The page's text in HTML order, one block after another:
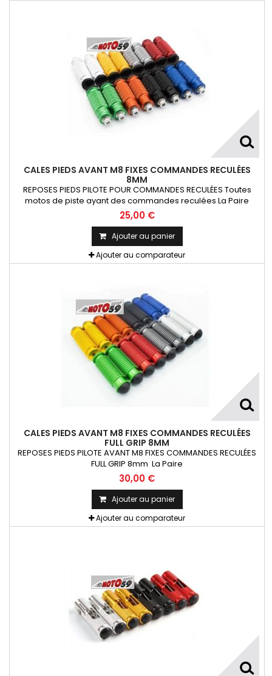
CALES PIEDS AVANT M8 FIXES COMMANDES RECULÉES
8MM
REPOSES PIEDS PILOTE POUR COMMANDES RECULÉES Toutes
motos de piste ayant des commandes reculées La Paire
25,00 €
Ajouter au panier
Ajouter au comparateur
CALES PIEDS AVANT M8 FIXES COMMANDES RECULÉES
FULL GRIP 8MM
REPOSES PIEDS PILOTE AVANT M8 FIXES COMMANDES RECULÉES
FULL GRIP 8mm La Paire
30,00 €
Ajouter au panier
Ajouter au comparateur